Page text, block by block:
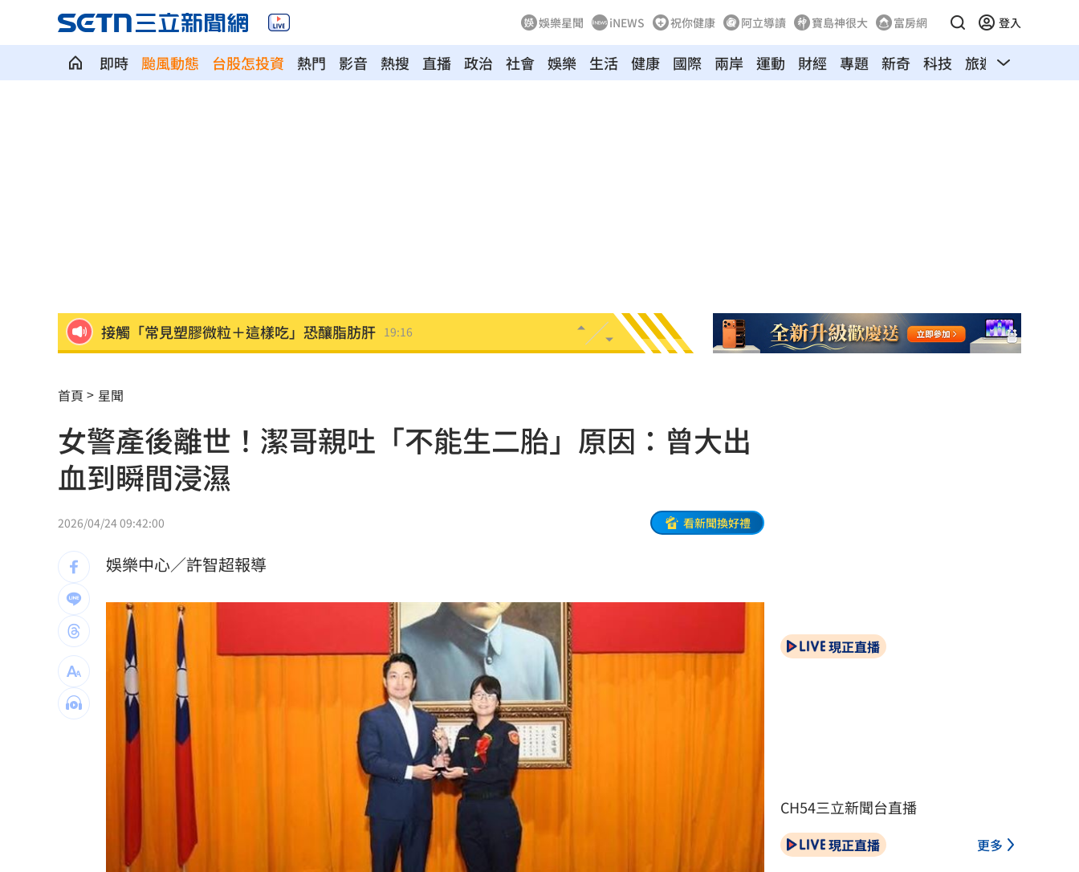
娛樂星聞 iNEWS 祝你健康 阿立導讀 寶島神很大 富房網 登入
即時 颱風動態 台股怎投資 熱門 影音 熱搜 直播 政治 社會 娛樂 生活 健康 國際 兩岸 運動 財經 專題 新奇 科技 旅遊 汽車
接觸「常見塑膠微粒＋這樣吃」恐釀脂肪肝 19:16
月薪3萬多怎麼活下去？過來人揭真實生活
大咖歌后花蓮度假3天 喊話巧遇直接合照 19:13
3大SM門面擔歌謠大戰主持！同框顏值炸裂
繞違停貨車遭撞！嘉義婦慘死姪重傷
新濠建設單日狂掃5點 風佑築豪取8連勝
魯冰花原唱隔13年開唱 台下驚見一票大咖 18:40
長野安曇野暴雨釀土石流 390住宿客受困 18:37
白海豚轉輕颱！最快「今夜脫離暴風圈」 18:36
獨／曝YT暫停更3週 南珉貞：不是因為錢 18:34
李李仁慶祝父親節！合體大尾油土伯網看傻 18:33
小孩不願繫安全帶！全機乘客慘滯留一晚 18:32
傳與女員工婚外情助升遷 FIFA主席回應了 18:31
首頁 星聞
女警產後離世！潔哥親吐「不能生二胎」原因：曾大出
血到瞬間浸濕
2026/04/24 09:42:00 看新聞換好禮
娛樂中心／許智超報導
現正直播
CH54三立新聞台直播
現正直播 更多